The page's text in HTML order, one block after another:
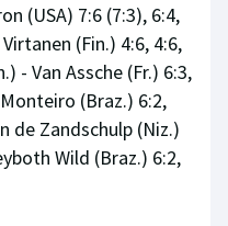
(USA) 7:6 (7:3), 6:4,
(Fin.) 4:6, 4:6,
- Van Assche (Fr.) 6:3,
(Braz.) 6:2,
de Zandschulp (Niz.)
Wild (Braz.) 6:2,